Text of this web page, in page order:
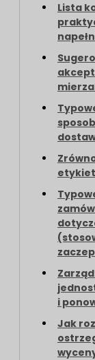
Lista
i
Jak